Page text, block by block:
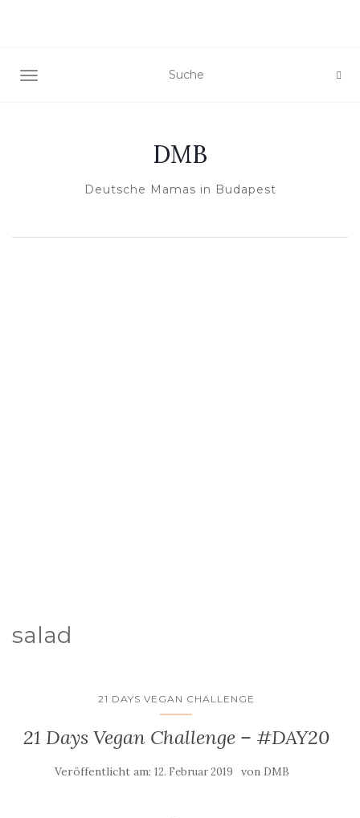
NAVIGATION EIN-/AUSSCHALTEN
DMB
Deutsche Mamas in Budapest
salad
21 DAYS VEGAN CHALLENGE
21 Days Vegan Challenge – #DAY20
Veröffentlicht am: 12. Februar 2019 von DMB